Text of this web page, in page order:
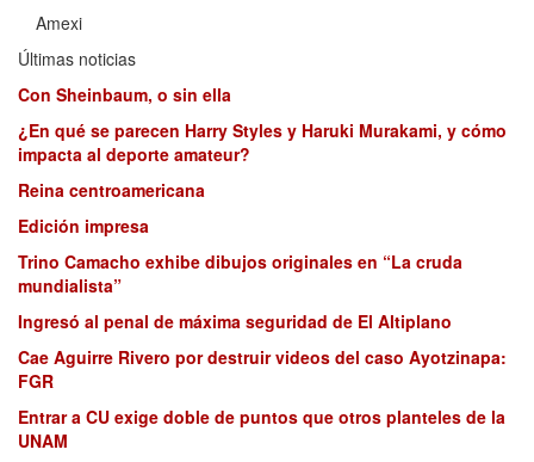
Amexi
Últimas noticias
Con Sheinbaum, o sin ella
¿En qué se parecen Harry Styles y Haruki Murakami, y cómo
impacta al deporte amateur?
Reina centroamericana
Edición impresa
Trino Camacho exhibe dibujos originales en “La cruda
mundialista”
Ingresó al penal de máxima seguridad de El Altiplano
Cae Aguirre Rivero por destruir videos del caso Ayotzinapa:
FGR
Entrar a CU exige doble de puntos que otros planteles de la
UNAM